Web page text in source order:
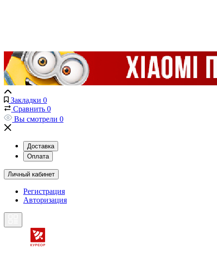
Закладки 0
Сравнить 0
Вы смотрели 0
Доставка
Оплата
Личный кабинет
Регистрация
Авторизация